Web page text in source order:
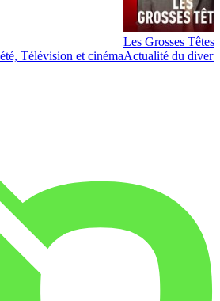
Télévision et cinéma
Les Grosses Têtes
Actualité du